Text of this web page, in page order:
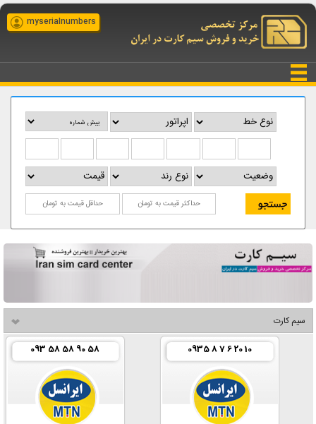
myserialnumbers
سیم کارت
0935 8 7 6 20 10
093 58 58 90 58